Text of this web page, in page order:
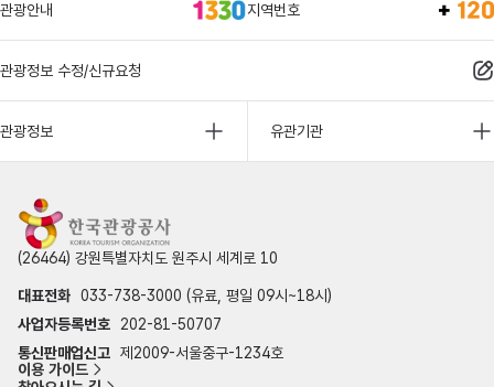
관광안내 지역번호
관광정보 수정/신규요청
관광정보 유관기관
(26464) 강원특별자치도 원주시 세계로 10
대표전화 033-738-3000 (유료, 평일 09시~18시)
사업자등록번호 202-81-50707
통신판매업신고 제2009-서울중구-1234호
이용 가이드